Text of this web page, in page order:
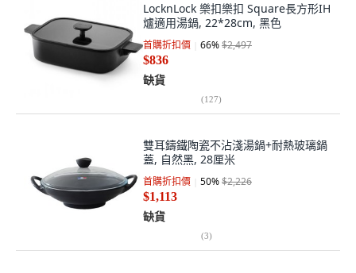
LocknLock 樂扣樂扣 Square長方形IH
爐適用湯鍋, 22*28cm, 黑色
首購折扣價 66%$2,497
$836
缺貨
(127)
雙耳鑄鐵陶瓷不沾淺湯鍋+耐熱玻璃鍋
蓋, 自然黑, 28厘米
首購折扣價 50%$2,226
$1,113
缺貨
(3)